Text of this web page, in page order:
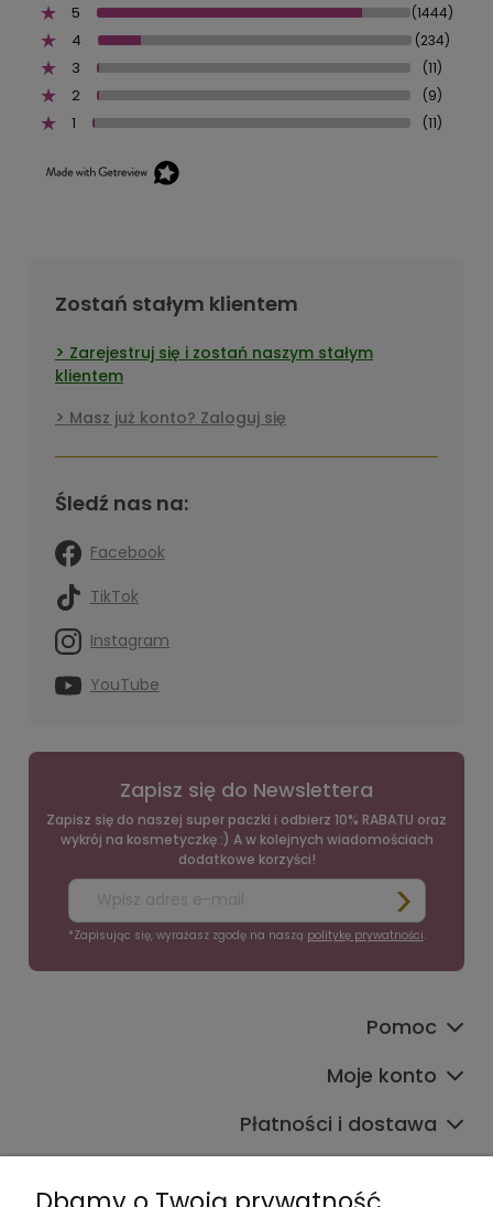
5
(1444)
4 (234)
3 (11)
2 (9)
1 (11)
Zostań stałym klientem
Zarejestruj się i zostań naszym stałym
klientem
Masz już konto? Zaloguj się
Śledź nas na:
Facebook
TikTok
Instagram
YouTube
Zapisz się do Newslettera
Zapisz się do naszej super paczki i odbierz 10% RABATU oraz
wykrój na kosmetyczkę :) A w kolejnych wiadomościach
dodatkowe korzyści!
*Zapisując się, wyrażasz zgodę na naszą politykę prywatności.
Pomoc
Moje konto
Płatności i dostawa